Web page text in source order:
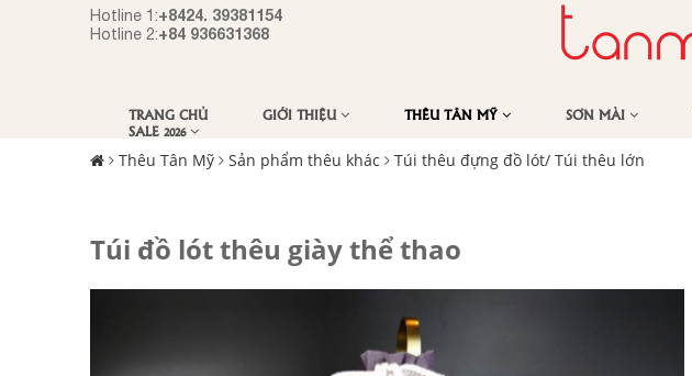
Hotline 1:+8424. 39381154
Hotline 2:+84 936631368
TRANG CHỦ GIỚI THIỆU THÊU TÂN MỸ SƠN MÀI
SALE 2026
Thêu Tân Mỹ Sản phẩm thêu khác Túi thêu đựng đồ lót/ Túi thêu lớn
Túi đồ lót thêu giày thể thao